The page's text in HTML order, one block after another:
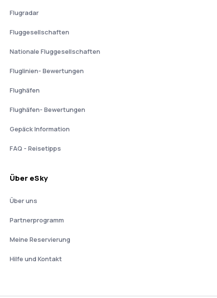
Flugradar
Fluggesellschaften
Nationale Fluggesellschaften
Fluglinien- Bewertungen
Flughäfen
Flughäfen- Bewertungen
Gepäck Information
FAQ - Reisetipps
Über eSky
Über uns
Partnerprogramm
Meine Reservierung
Hilfe und Kontakt